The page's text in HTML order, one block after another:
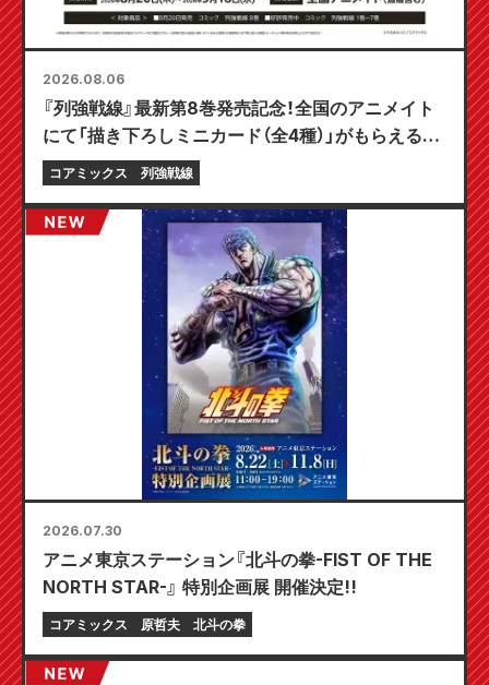
2026.08.06
『列強戦線』最新第8巻発売記念！全国のアニメイト
にて「描き下ろしミニカード（全4種）」がもらえる限
定フェアが8月20日より開催決定！
コアミックス 列強戦線
2026.07.30
アニメ東京ステーション『北斗の拳-FIST OF THE
NORTH STAR-』 特別企画展 開催決定!!
コアミックス 原哲夫 北斗の拳